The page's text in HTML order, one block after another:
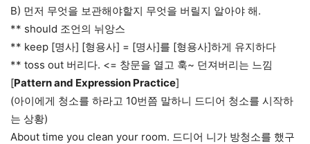
B) 먼저 무엇을 보관해야할지 무엇을 버릴지 알아야 해.
** should 조언의 뉘앙스
** keep [명사] [형용사] = [명사]를 [형용사]하게 유지하다
** toss out 버리다. <= 창문을 열고 훅~ 던져버리는 느낌
[Pattern and Expression Practice]
(아이에게 청소를 하라고 10번쯤 말하니 드디어 청소를 시작하
는 상황)
About time you clean your room. 드디어 니가 방청소를 했구